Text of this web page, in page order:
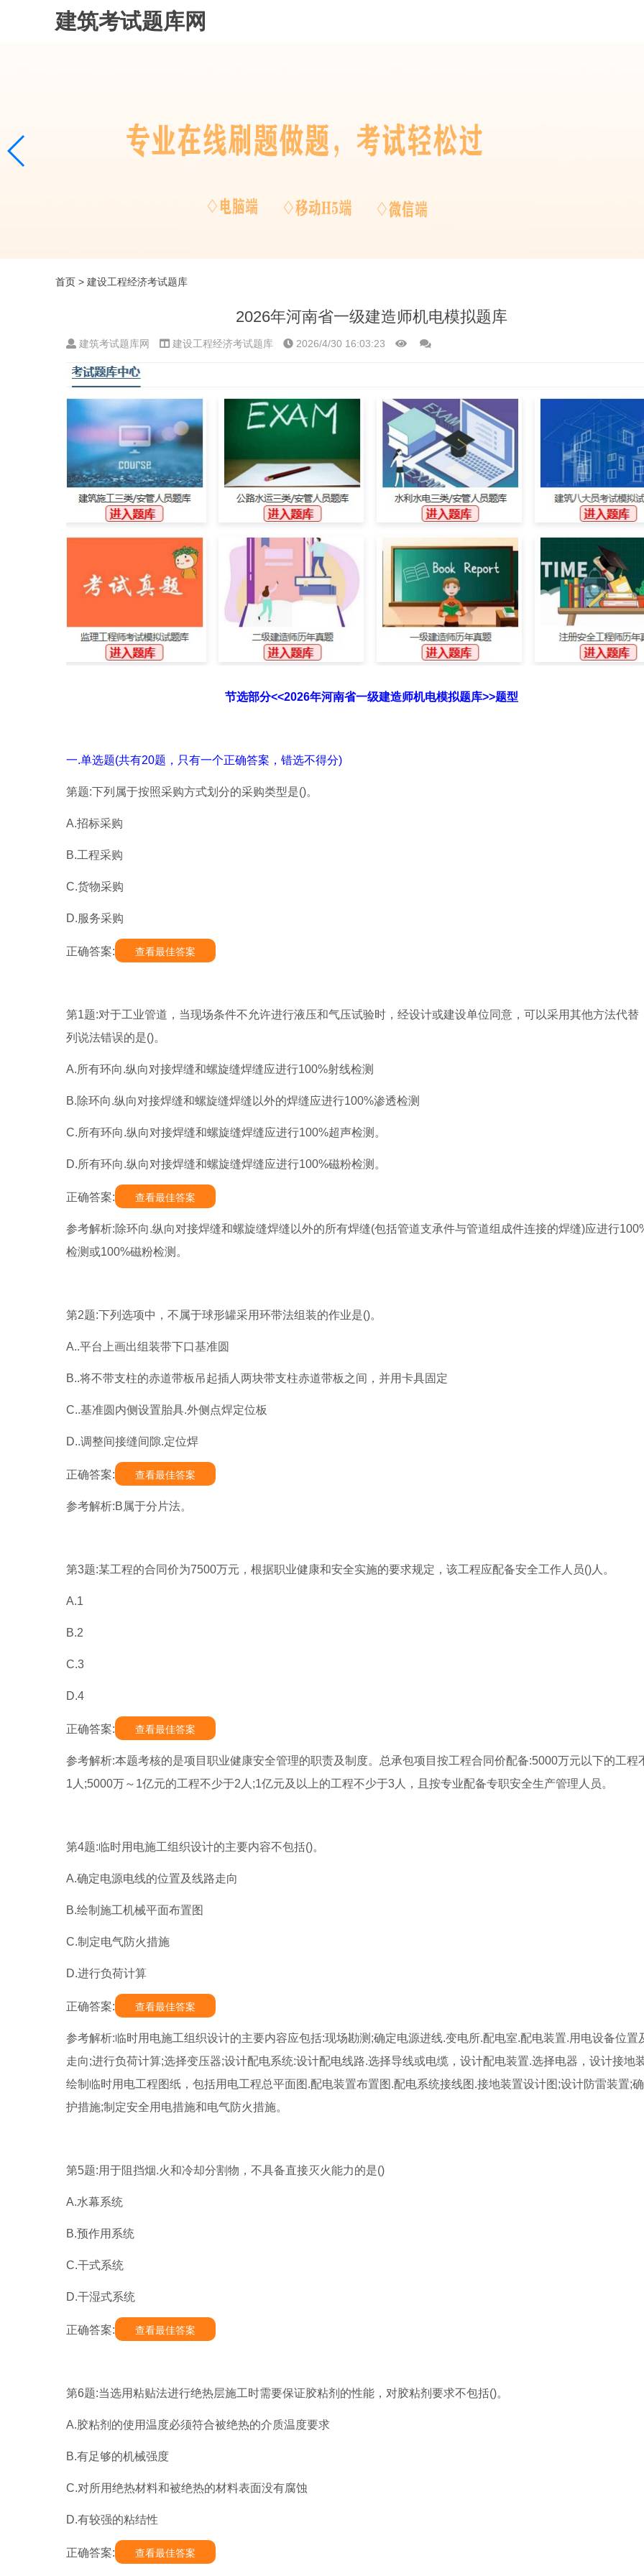
建筑考试题库网
首页 > 建设工程经济考试题库
2026年河南省一级建造师机电模拟题库
建筑考试题库网 建设工程经济考试题库 2026/4/30 16:03:23
节选部分<<2026年河南省一级建造师机电模拟题库>>题型
一.单选题(共有20题，只有一个正确答案，错选不得分)
第题:下列属于按照采购方式划分的采购类型是()。
A.招标采购
B.工程采购
C.货物采购
D.服务采购
正确答案: 查看最佳答案
第1题:对于工业管道，当现场条件不允许进行液压和气压试验时，经设计或建设单位同意，可以采用其他方法代替
列说法错误的是()。
A.所有环向.纵向对接焊缝和螺旋缝焊缝应进行100%射线检测
B.除环向.纵向对接焊缝和螺旋缝焊缝以外的焊缝应进行100%渗透检测
C.所有环向.纵向对接焊缝和螺旋缝焊缝应进行100%超声检测。
D.所有环向.纵向对接焊缝和螺旋缝焊缝应进行100%磁粉检测。
正确答案: 查看最佳答案
参考解析:除环向.纵向对接焊缝和螺旋缝焊缝以外的所有焊缝(包括管道支承件与管道组成件连接的焊缝)应进行
检测或100%磁粉检测。
第2题:下列选项中，不属于球形罐采用环带法组装的作业是()。
A..平台上画出组装带下口基准圆
B..将不带支柱的赤道带板吊起插人两块带支柱赤道带板之间，并用卡具固定
C..基准圆内侧设置胎具.外侧点焊定位板
D..调整间接缝间隙.定位焊
正确答案: 查看最佳答案
参考解析:B属于分片法。
第3题:某工程的合同价为7500万元，根据职业健康和安全实施的要求规定，该工程应配备安全工作人员()人。
A.1
B.2
C.3
D.4
正确答案: 查看最佳答案
参考解析:本题考核的是项目职业健康安全管理的职责及制度。总承包项目按工程合同价配备:5000万元以下的工程
1人;5000万～1亿元的工程不少于2人;1亿元及以上的工程不少于3人，且按专业配备专职安全生产管理人员。
第4题:临时用电施工组织设计的主要内容不包括()。
A.确定电源电线的位置及线路走向
B.绘制施工机械平面布置图
C.制定电气防火措施
D.进行负荷计算
正确答案: 查看最佳答案
参考解析:临时用电施工组织设计的主要内容应包括:现场勘测;确定电源进线.变电所.配电室.配电装置.用电设备位置
走向;进行负荷计算;选择变压器;设计配电系统:设计配电线路.选择导线或电缆，设计配电装置.选择电器，设计接地
绘制临时用电工程图纸，包括用电工程总平面图.配电装置布置图.配电系统接线图.接地装置设计图;设计防雷装置;
护措施;制定安全用电措施和电气防火措施。
第5题:用于阻挡烟.火和冷却分割物，不具备直接灭火能力的是()
A.水幕系统
B.预作用系统
C.干式系统
D.干湿式系统
正确答案: 查看最佳答案
第6题:当选用粘贴法进行绝热层施工时需要保证胶粘剂的性能，对胶粘剂要求不包括()。
A.胶粘剂的使用温度必须符合被绝热的介质温度要求
B.有足够的机械强度
C.对所用绝热材料和被绝热的材料表面没有腐蚀
D.有较强的粘结性
正确答案: 查看最佳答案